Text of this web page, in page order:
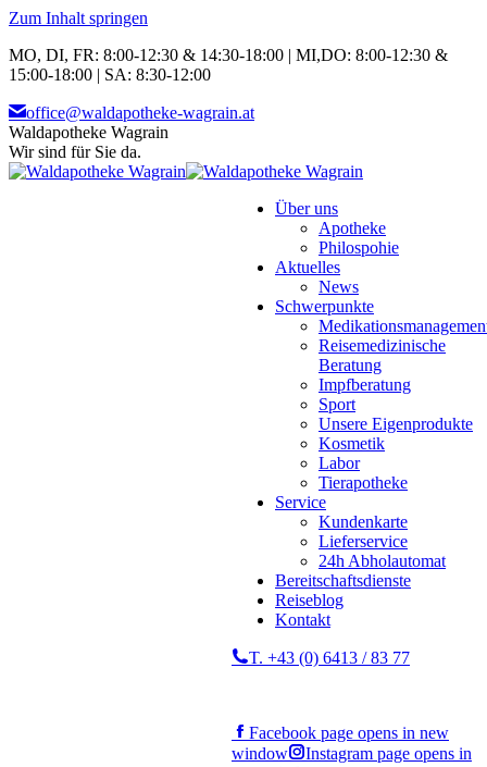
Zum Inhalt springen
MO, DI, FR: 8:00-12:30 & 14:30-18:00 | MI,DO: 8:00-12:30 &
15:00-18:00 | SA: 8:30-12:00
office@waldapotheke-wagrain.at
Waldapotheke Wagrain
Wir sind für Sie da.
Über uns
Apotheke
Philospohie
Aktuelles
News
Schwerpunkte
Reisemedizinische
Beratung
Impfberatung
Sport
Unsere Eigenprodukte
Kosmetik
Labor
Tierapotheke
Service
Kundenkarte
Lieferservice
24h Abholautomat
Bereitschaftsdienste
Reiseblog
Kontakt
T. +43 (0) 6413 / 83 77
Facebook page opens in new
window
Instagram page opens in